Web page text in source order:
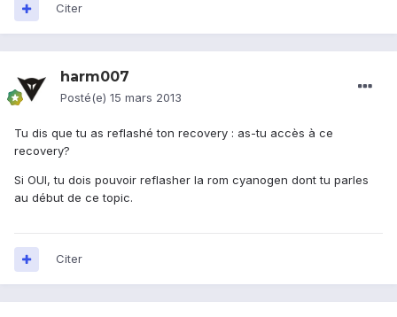
Citer
harm007
Posté(e) 15 mars 2013
Tu dis que tu as reflashé ton recovery : as-tu accès à ce
recovery?
Si OUI, tu dois pouvoir reflasher la rom cyanogen dont tu parles
au début de ce topic.
Citer